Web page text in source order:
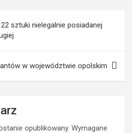
sztuki nielegalnie posiadanej
w województwie opolskim
opublikowany. Wymagane